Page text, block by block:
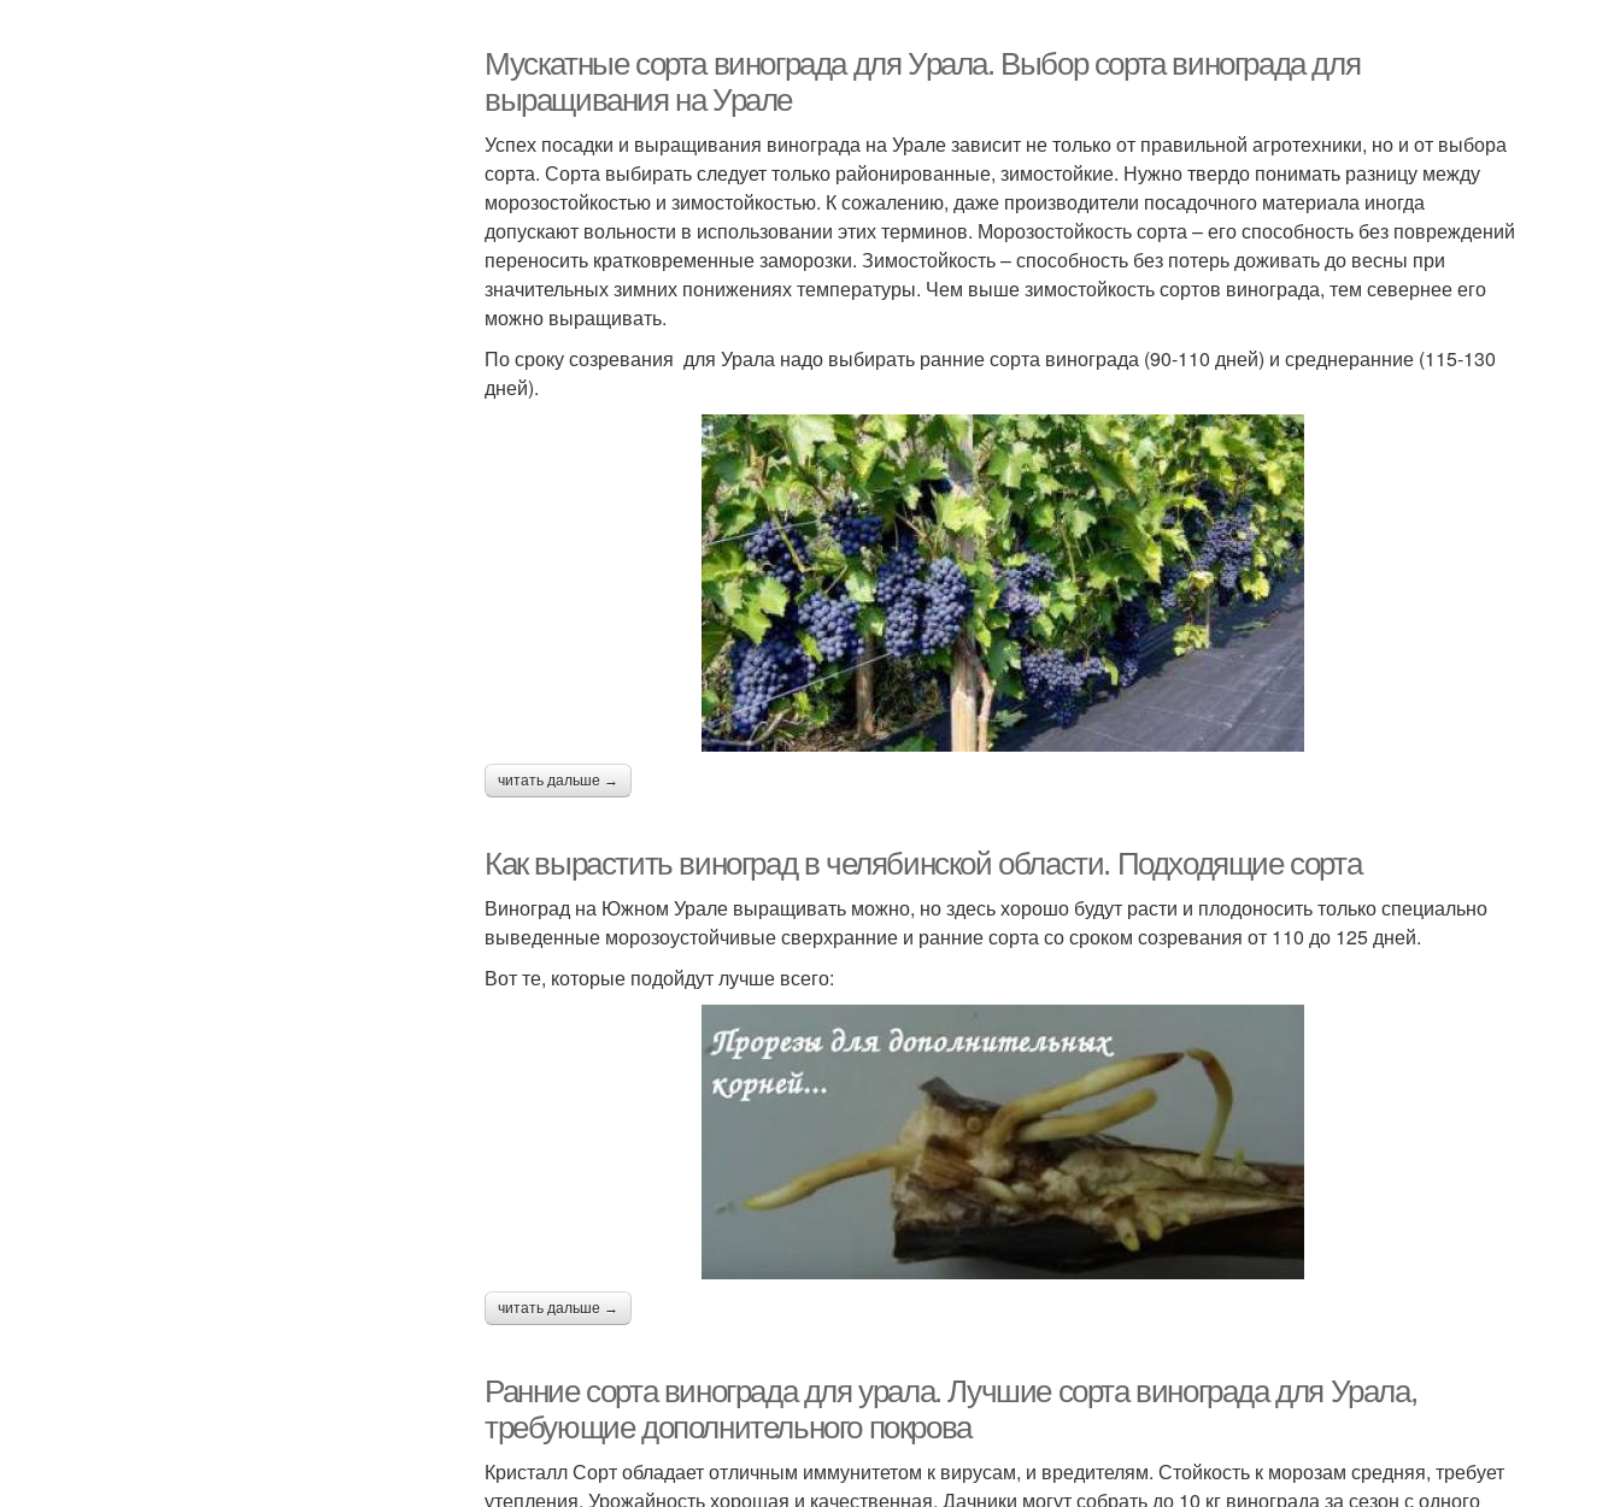
Мускатные сорта винограда для Урала. Выбор сорта винограда для
выращивания на Урале
Успех посадки и выращивания винограда на Урале зависит не только от правильной агротехники, но и от выбора
сорта. Сорта выбирать следует только районированные, зимостойкие. Нужно твердо понимать разницу между
морозостойкостью и зимостойкостью. К сожалению, даже производители посадочного материала иногда
допускают вольности в использовании этих терминов. Морозостойкость сорта – его способность без повреждений
переносить кратковременные заморозки. Зимостойкость – способность без потерь доживать до весны при
значительных зимних понижениях температуры. Чем выше зимостойкость сортов винограда, тем севернее его
можно выращивать.
По сроку созревания для Урала надо выбирать ранние сорта винограда (90-110 дней) и среднеранние (115-130
дней).
читать дальше →
Как вырастить виноград в челябинской области. Подходящие сорта
Виноград на Южном Урале выращивать можно, но здесь хорошо будут расти и плодоносить только специально
выведенные морозоустойчивые сверхранние и ранние сорта со сроком созревания от 110 до 125 дней.
Вот те, которые подойдут лучше всего:
читать дальше →
Ранние сорта винограда для урала. Лучшие сорта винограда для Урала,
требующие дополнительного покрова
Кристалл Сорт обладает отличным иммунитетом к вирусам, и вредителям. Стойкость к морозам средняя, требует
утепления. Урожайность хорошая и качественная. Дачники могут собрать до 10 кг винограда за сезон с одного